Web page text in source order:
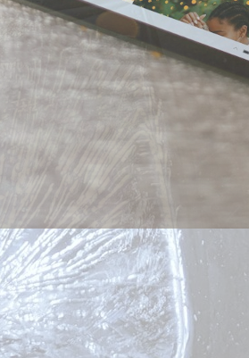
Annonce